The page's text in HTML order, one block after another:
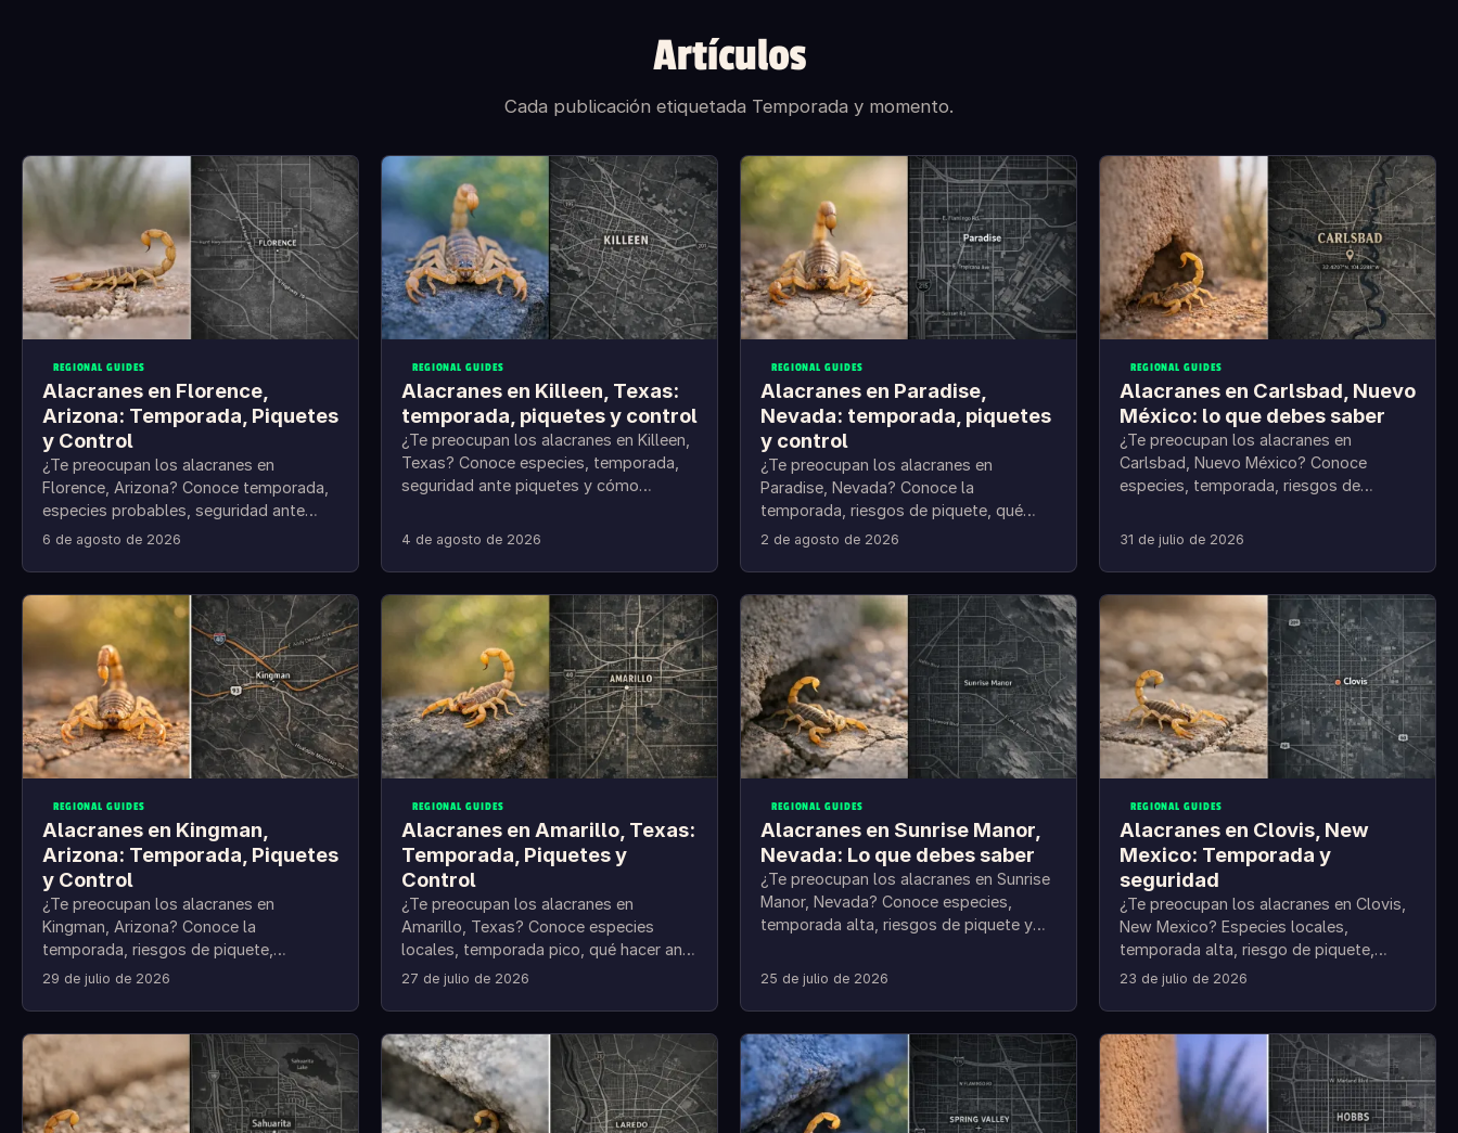
Artículos
Cada publicación etiquetada Temporada y momento.
REGIONAL GUIDES
Alacranes en Florence,
Arizona: Temporada, Piquetes
y Control
¿Te preocupan los alacranes en
Florence, Arizona? Conoce temporada,
especies probables, seguridad ante
piquetes y control práctico.
6 de agosto de 2026
REGIONAL GUIDES
Alacranes en Killeen, Texas:
temporada, piquetes y control
¿Te preocupan los alacranes en Killeen,
Texas? Conoce especies, temporada,
seguridad ante piquetes y cómo
4 de agosto de 2026
REGIONAL GUIDES
Alacranes en Paradise,
Nevada: temporada, piquetes
y control
¿Te preocupan los alacranes en
Paradise, Nevada? Conoce la
temporada, riesgos de piquete, qué
hacer y cómo prevenir en casa.
2 de agosto de 2026
REGIONAL GUIDES
Alacranes en Carlsbad, Nuevo
México: lo que debes saber
¿Te preocupan los alacranes en
Carlsbad, Nuevo México? Conoce
especies, temporada, riesgos de
31 de julio de 2026
REGIONAL GUIDES
Alacranes en Kingman,
Arizona: Temporada, Piquetes
y Control
¿Te preocupan los alacranes en
Kingman, Arizona? Conoce la
temporada, riesgos de piquete,
primeros auxilios y cómo sellar tu casa.
29 de julio de 2026
REGIONAL GUIDES
Alacranes en Amarillo, Texas:
Temporada, Piquetes y
Control
¿Te preocupan los alacranes en
Amarillo, Texas? Conoce especies
locales, temporada pico, qué hacer ante
un piquete y cómo prevenirlos.
27 de julio de 2026
REGIONAL GUIDES
Alacranes en Sunrise Manor,
Nevada: Lo que debes saber
¿Te preocupan los alacranes en Sunrise
Manor, Nevada? Conoce especies,
temporada alta, riesgos de piquete y
25 de julio de 2026
REGIONAL GUIDES
Alacranes en Clovis, New
Mexico: Temporada y
seguridad
¿Te preocupan los alacranes en Clovis,
New Mexico? Especies locales,
temporada alta, riesgo de piquete,
primeros auxilios y prevención.
23 de julio de 2026